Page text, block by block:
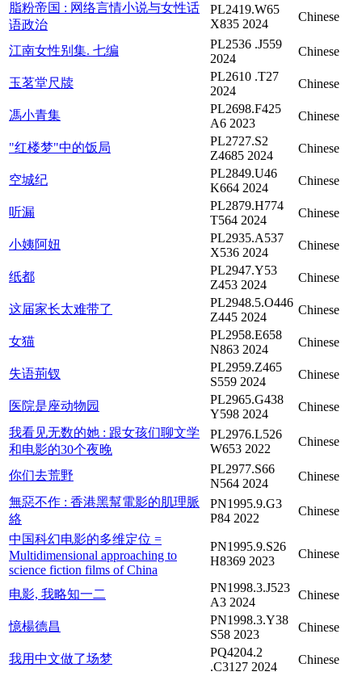
脂粉帝国 : 网络言情小说与女性话
语政治
PL2419.W65
X835 2024
Chinese
江南女性别集. 七编
PL2536 .J559
2024
Chinese
玉茗堂尺牍
PL2610 .T27
2024
Chinese
馮小青集
PL2698.F425
A6 2023
Chinese
"红楼梦"中的饭局
PL2727.S2
Z4685 2024
Chinese
空城纪
PL2849.U46
K664 2024
Chinese
听漏
PL2879.H774
T564 2024
Chinese
小姨阿妞
PL2935.A537
X536 2024
Chinese
纸都
PL2947.Y53
Z453 2024
Chinese
这届家长太难带了
PL2948.5.O446
Z445 2024
Chinese
女猫
PL2958.E658
N863 2024
Chinese
失语荊钗
PL2959.Z465
S559 2024
Chinese
医院是座动物园
PL2965.G438
Y598 2024
Chinese
我看见无数的她 : 跟女孩们聊文学
和电影的30个夜晚
PL2976.L526
W653 2022
Chinese
你们去荒野
PL2977.S66
N564 2024
Chinese
無惡不作 : 香港黑幫電影的肌理脈
絡
PN1995.9.G3
P84 2022
Chinese
中国科幻电影的多维定位 =
Multidimensional approaching to
science fiction films of China
PN1995.9.S26
H8369 2023
Chinese
电影, 我略知一二
PN1998.3.J523
A3 2024
Chinese
憶楊德昌
PN1998.3.Y38
S58 2023
Chinese
我用中文做了场梦
PQ4204.2
.C3127 2024
Chinese